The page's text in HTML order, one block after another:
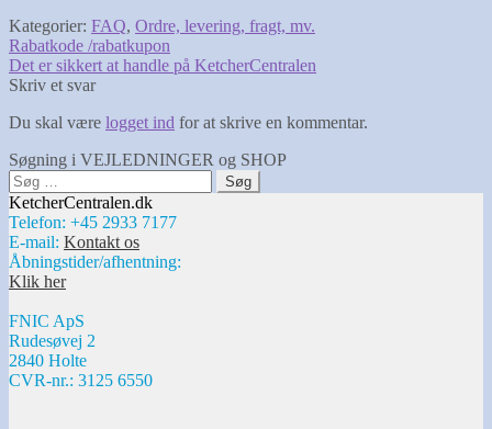
Kategorier: FAQ, Ordre, levering, fragt, mv.
Indlægsnavigation
Forrige
indlæg:
Rabatkode /rabatkupon
Næste
indlæg:
Det er sikkert at handle på KetcherCentralen
Skriv et svar
Du skal være logget ind for at skrive en kommentar.
Søgning i VEJLEDNINGER og SHOP
Søg
efter:
KetcherCentralen.dk
Telefon: +45 2933 7177
E-mail: Kontakt os
Åbningstider/afhentning:
Klik her
FNIC ApS
Rudesøvej 2
2840 Holte
CVR-nr.: 3125 6550